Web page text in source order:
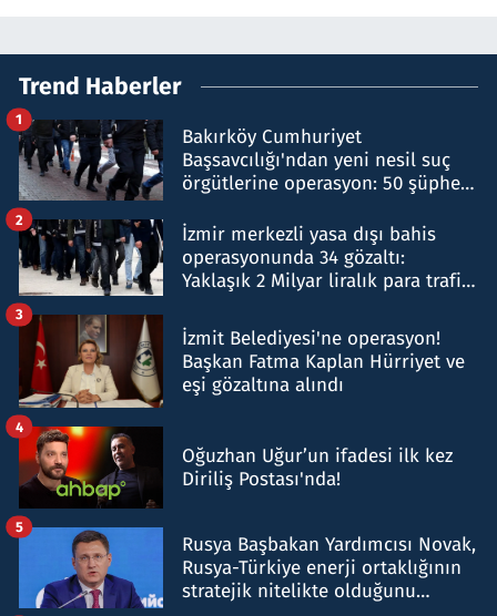
Trend Haberler
Bakırköy Cumhuriyet
Başsavcılığı'ndan yeni nesil suç
örgütlerine operasyon: 50 şüpheli
1
İzmir merkezli yasa dışı bahis
operasyonunda 34 gözaltı:
Yaklaşık 2 Milyar liralık para trafiği
2
İzmit Belediyesi'ne operasyon!
Başkan Fatma Kaplan Hürriyet ve
eşi gözaltına alındı
3
Oğuzhan Uğur’un ifadesi ilk kez
Diriliş Postası'nda!
4
Rusya Başbakan Yardımcısı Novak,
Rusya-Türkiye enerji ortaklığının
stratejik nitelikte olduğunu
5